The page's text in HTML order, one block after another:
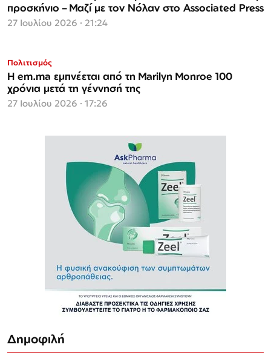
προσκήνιο – Μαζί με τον Νόλαν στο Associated Press
27 Ιουλίου 2026 · 21:24
Πολιτισμός
Η em.ma εμπνέεται από τη Marilyn Monroe 100
χρόνια μετά τη γέννησή της
27 Ιουλίου 2026 · 17:26
Δημοφιλή